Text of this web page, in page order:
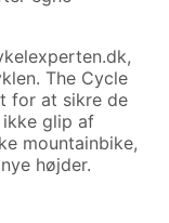
The Cycle
for at sikre de
ikke glip af
mountainbike,
højder.